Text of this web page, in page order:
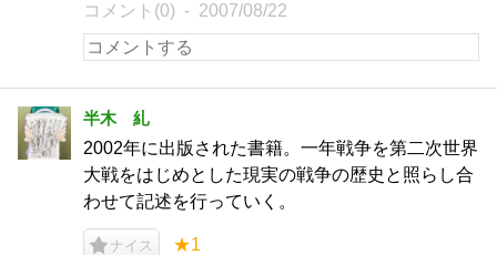
コメント(0) 2007/08/22
半木 糺
2002年に出版された書籍。一年戦争を第二次世界
大戦をはじめとした現実の戦争の歴史と照らし合
わせて記述を行っていく。
ナイス ★1